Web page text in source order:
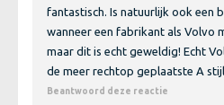
fantastisch. Is natuurlijk ook een
wanneer een fabrikant als Volvo
maar dit is echt geweldig! Echt
de meer rechtop geplaatste A
Beantwoord deze reactie